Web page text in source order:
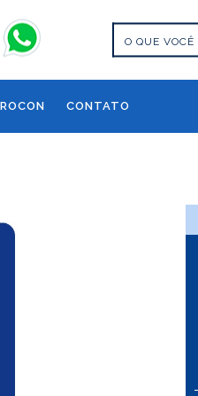
CONTATO